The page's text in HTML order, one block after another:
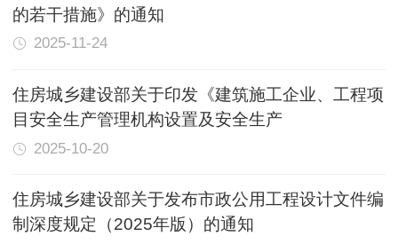
的若干措施》的通知
2025-11-24
住房城乡建设部关于印发《建筑施工企业、工程项
目安全生产管理机构设置及安全生产
2025-10-20
住房城乡建设部关于发布市政公用工程设计文件编
制深度规定（2025年版）的通知